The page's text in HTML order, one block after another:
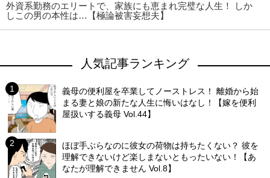
外資系勤務のエリートで、家族にも恵まれ完璧な人生！ しか
しこの男の本性は…【極論被害妄想夫】
人気記事ランキング
義母の便利屋を卒業してノーストレス！ 離婚から始
まる妻と娘の新たな人生に悔いはなし！【嫁を便利
屋扱いする義母 Vol.44】
ほぼ手ぶらなのに彼女の荷物は持ちたくない？ 彼を
理解できないけど楽しまないともったいない！【あ
なたが理解できません Vol.8】